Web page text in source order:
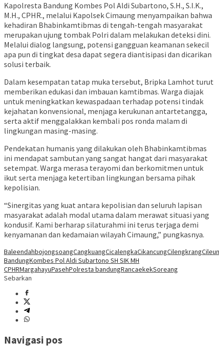
Kapolresta Bandung Kombes Pol Aldi Subartono, S.H., S.I.K.,
M.H., CPHR., melalui Kapolsek Cimaung menyampaikan bahwa
kehadiran Bhabinkamtibmas di tengah-tengah masyarakat
merupakan ujung tombak Polri dalam melakukan deteksi dini.
Melalui dialog langsung, potensi gangguan keamanan sekecil
apa pun di tingkat desa dapat segera diantisipasi dan dicarikan
solusi terbaik.
Dalam kesempatan tatap muka tersebut, Bripka Lamhot turut
memberikan edukasi dan imbauan kamtibmas. Warga diajak
untuk meningkatkan kewaspadaan terhadap potensi tindak
kejahatan konvensional, menjaga kerukunan antartetangga,
serta aktif menggalakkan kembali pos ronda malam di
lingkungan masing-masing.
Pendekatan humanis yang dilakukan oleh Bhabinkamtibmas
ini mendapat sambutan yang sangat hangat dari masyarakat
setempat. Warga merasa terayomi dan berkomitmen untuk
ikut serta menjaga ketertiban lingkungan bersama pihak
kepolisian.
“Sinergitas yang kuat antara kepolisian dan seluruh lapisan
masyarakat adalah modal utama dalam merawat situasi yang
kondusif. Kami berharap silaturahmi ini terus terjaga demi
kenyamanan dan kedamaian wilayah Cimaung,” pungkasnya.
BaleendahbojongsoangCangkuangCicalengkaCikancungCilengkrang
BandungKombes Pol Aldi Subartono SH SIK MH
CPHRMargahayuPasehPolresta bandungRancaekekSoreang
Sebarkan
Navigasi pos